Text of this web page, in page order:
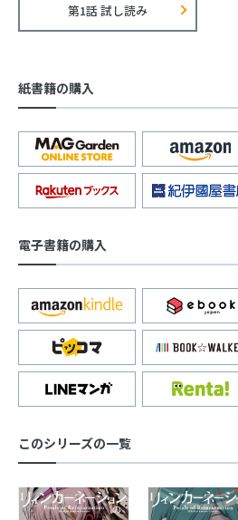
第1話 試し読み
紙書籍の購入
電子書籍の購入
このシリーズの一覧